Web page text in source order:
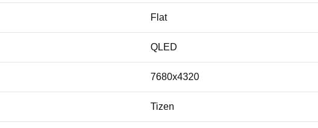
Flat
QLED
7680x4320
Tizen